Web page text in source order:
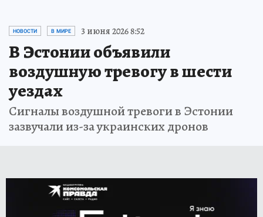
НОВОСТИ В МИРЕ 3 июня 2026 8:52
В Эстонии объявили
воздушную тревогу в шести
уездах
Сигналы воздушной тревоги в Эстонии
зазвучали из-за украинских дронов